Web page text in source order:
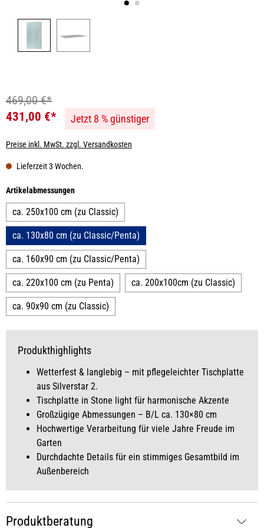
Produkthighlights
Wetterfest & langlebig – mit pflegeleichter Tischplatte
aus Silverstar 2.
Tischplatte in Stone light für harmonische Akzente
Großzügige Abmessungen – B/L ca. 130×80 cm
Hochwertige Verarbeitung für viele Jahre Freude im
Garten
Durchdachte Details für ein stimmiges Gesamtbild im
Außenbereich
469,00 €*
431,00 €*
Jetzt 8 % günstiger
Preise inkl. MwSt. zzgl. Versandkosten
Lieferzeit 3 Wochen.
Artikelabmessungenauswählen
ca. 250x100 cm (zu Classic)
ca. 130x80 cm (zu Classic/Penta)
ca. 160x90 cm (zu Classic/Penta)
ca. 220x100 cm (zu Penta) ca. 200x100cm (zu Classic)
ca. 90x90 cm (zu Classic)
Produktberatung